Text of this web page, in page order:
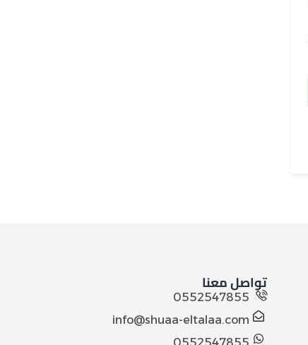
تواصل معنا
0552547855
info@shuaa-eltalaa.com